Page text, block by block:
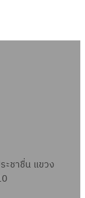
ะชาชื่น แขวง